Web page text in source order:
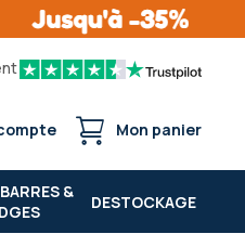
Mon panier
&
DESTOCKAGE